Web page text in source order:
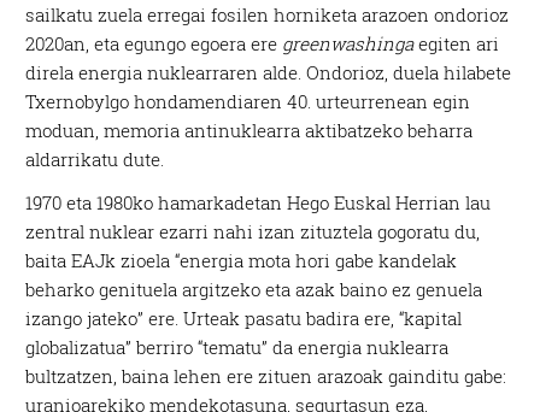
sailkatu zuela erregai fosilen horniketa arazoen ondorioz
2020an, eta egungo egoera ere greenwashingaegiten ari
direla energia nuklearraren alde. Ondorioz, duela hilabete
Txernobylgo hondamendiaren 40. urteurrenean egin
moduan, memoria antinuklearra aktibatzeko beharra
aldarrikatu dute.
1970 eta 1980ko hamarkadetan Hego Euskal Herrian lau
zentral nuklear ezarri nahi izan zituztela gogoratu du,
baita EAJk zioela “energia mota hori gabe kandelak
beharko genituela argitzeko eta azak baino ez genuela
izango jateko” ere. Urteak pasatu badira ere, “kapital
globalizatua” berriro “tematu” da energia nuklearra
bultzatzen, baina lehen ere zituen arazoak gainditu gabe:
uranioarekiko mendekotasuna, segurtasun eza,